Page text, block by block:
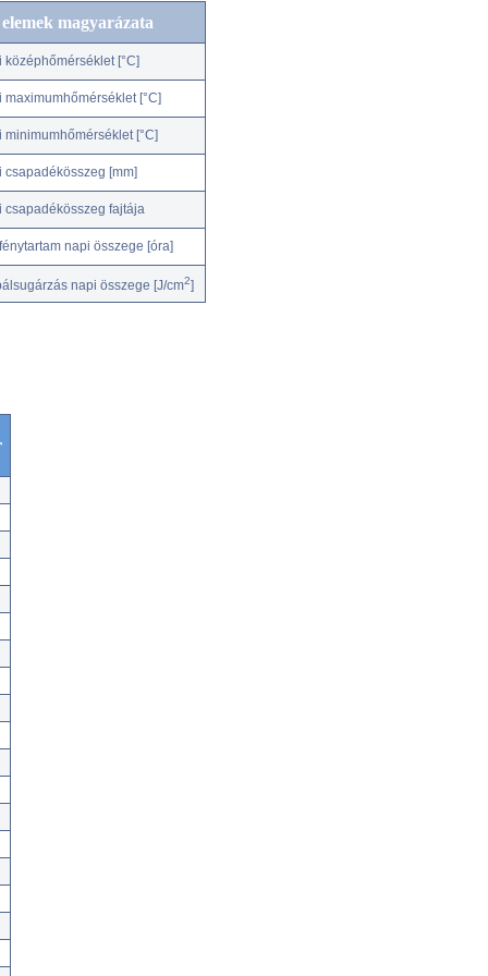
magyarázata
középhőmérséklet [°C]
maximumhőmérséklet [°C]
minimumhőmérséklet [°C]
csapadékösszeg [mm]
csapadékösszeg fajtája
napi összege [óra]
napi összege [J/cm2]